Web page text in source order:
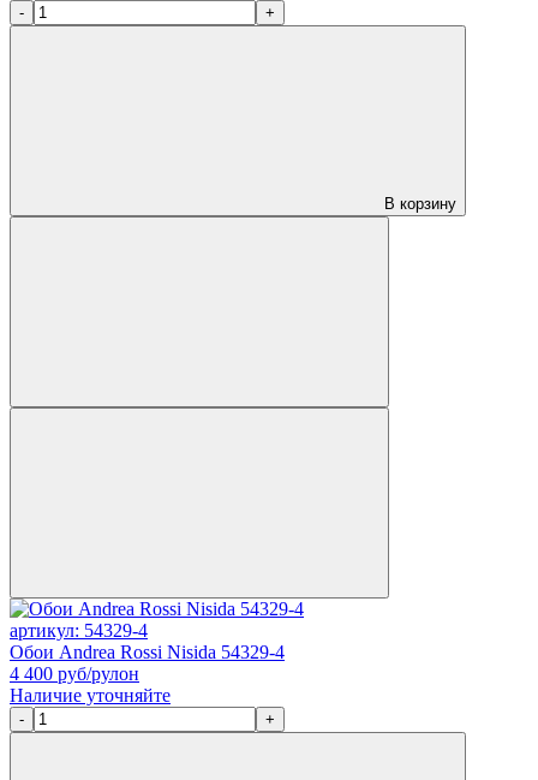
- +
В корзину
артикул: 54329-4
Обои Andrea Rossi Nisida 54329-4
4 400 руб/рулон
Наличие уточняйте
- +